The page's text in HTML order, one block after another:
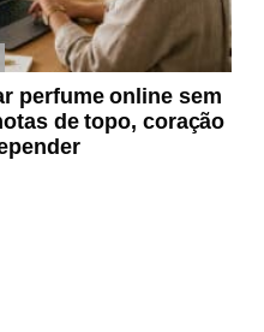
perfume online sem
de topo, coração